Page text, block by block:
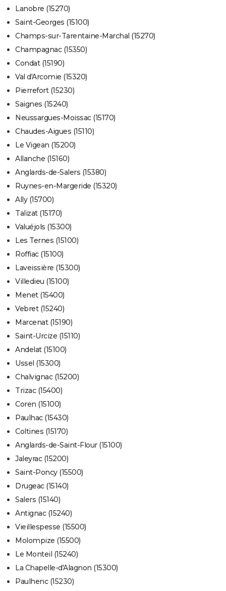
Lanobre (15270)
Saint-Georges (15100)
Champs-sur-Tarentaine-Marchal (15270)
Champagnac (15350)
Condat (15190)
Val d'Arcomie (15320)
Pierrefort (15230)
Saignes (15240)
Neussargues-Moissac (15170)
Chaudes-Aigues (15110)
Le Vigean (15200)
Allanche (15160)
Anglards-de-Salers (15380)
Ruynes-en-Margeride (15320)
Ally (15700)
Talizat (15170)
Valuéjols (15300)
Les Ternes (15100)
Roffiac (15100)
Laveissière (15300)
Villedieu (15100)
Menet (15400)
Vebret (15240)
Marcenat (15190)
Saint-Urcize (15110)
Andelat (15100)
Ussel (15300)
Chalvignac (15200)
Trizac (15400)
Coren (15100)
Paulhac (15430)
Coltines (15170)
Anglards-de-Saint-Flour (15100)
Jaleyrac (15200)
Saint-Poncy (15500)
Drugeac (15140)
Salers (15140)
Antignac (15240)
Vieillespesse (15500)
Molompize (15500)
Le Monteil (15240)
La Chapelle-d'Alagnon (15300)
Paulhenc (15230)